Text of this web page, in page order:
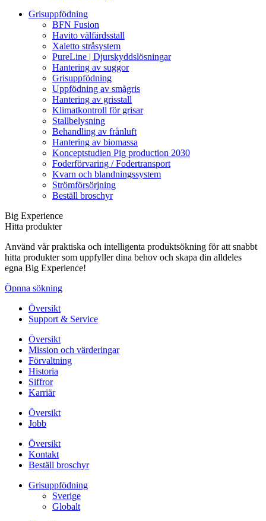
Grisuppfödning
BFN Fusion
Havito välfärdsstall
Xaletto stråsystem
PureLine | Djurskyddslösningar
Hantering av suggor
Grisuppfödning
Uppfödning av smågris
Hantering av grisstall
Klimatkontroll för grisar
Stallbelysning
Behandling av frånluft
Hantering av biomassa
Konceptstudien Pig production 2030
Foderförvaring / Fodertransport
Kvarn och blandningssystem
Strömförsörjning
Beställ broschyr
Big Experience
Hitta produkter
Använd vår praktiska och intelligenta produktsökning för att snabbt
hitta produkter som uppfyller dina behov och skapa din alldeles
egna Big Experience!
Öpnna sökning
Översikt
Support & Service
Översikt
Mission och värderingar
Förvaltning
Historia
Siffror
Karriär
Översikt
Jobb
Översikt
Kontakt
Beställ broschyr
Grisuppfödning
Sverige
Globalt